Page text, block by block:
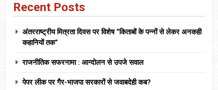
Recent Posts
अंतरराष्ट्रीय मित्रता दिवस पर विशेष “किताबों के पन्नों से लेकर अनकही
कहानियों तक”
राजनीतिक सफरनामा : आन्दोलन से उपजे सवाल
पेपर लीक पर गैर-भाजपा सरकारों से जवाबदेही कब?